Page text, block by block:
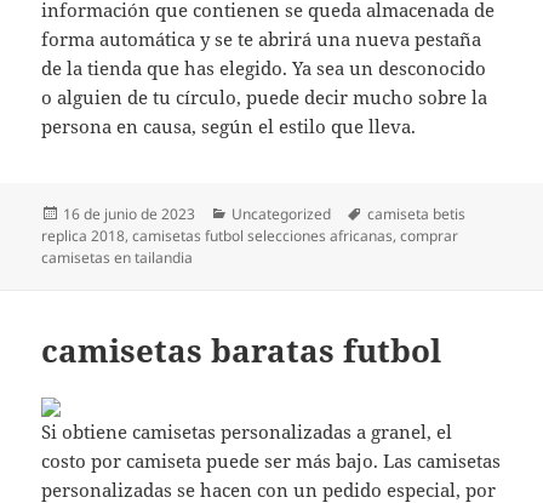
información que contienen se queda almacenada de
forma automática y se te abrirá una nueva pestaña
de la tienda que has elegido. Ya sea un desconocido
o alguien de tu círculo, puede decir mucho sobre la
persona en causa, según el estilo que lleva.
Publicado
el
16 de junio de 2023 Categorías
Uncategorized Etiquetas
camiseta betis
replica 2018,camisetas futbol selecciones africanas,comprar
camisetas en tailandia
camisetas baratas futbol
Si obtiene camisetas personalizadas a granel, el
costo por camiseta puede ser más bajo. Las camisetas
personalizadas se hacen con un pedido especial, por